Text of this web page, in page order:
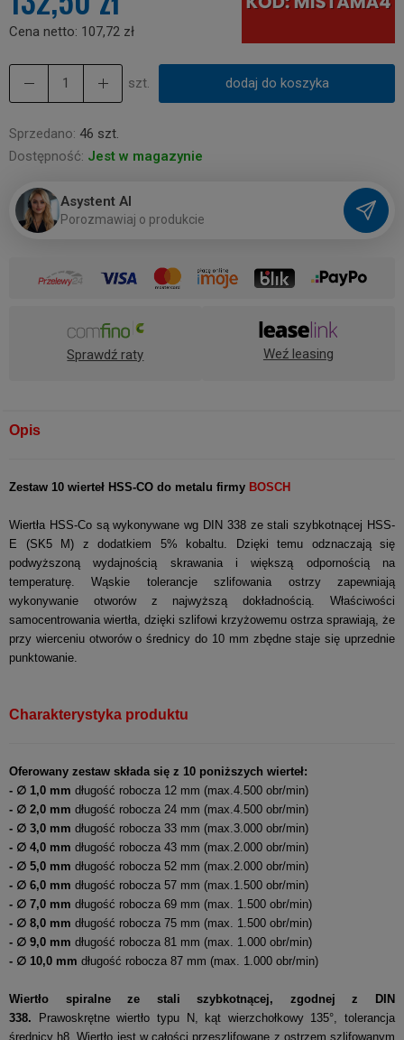
Cena netto: 107,72 zł
szt. dodaj do koszyka
Sprzedano: 46 szt.
Dostępność: Jest w magazynie
Asystent AI
Porozmawiaj o produkcie
Sprawdź raty Weź leasing
Opis
Zestaw 10 wierteł HSS-CO do metalu firmy BOSCH
Wiertła HSS-Co są wykonywane wg DIN 338 ze stali szybkotnącej HSS-
E (SK5 M) z dodatkiem 5% kobaltu. Dzięki temu odznaczają się
podwyższoną wydajnością skrawania i większą odpornością na
temperaturę. Wąskie tolerancje szlifowania ostrzy zapewniają
wykonywanie otworów z najwyższą dokładnością. Właściwości
samocentrowania wiertła, dzięki szlifowi krzyżowemu ostrza sprawiają, że
przy wierceniu otworów o średnicy do 10 mm zbędne staje się uprzednie
punktowanie.
Charakterystyka produktu
Oferowany zestaw składa się z 10 poniższych wierteł:
- ∅ 1,0 mm długość robocza 12 mm (max.4.500 obr/min)
- ∅ 2,0 mm długość robocza 24 mm (max.4.500 obr/min)
- ∅ 3,0 mm długość robocza 33 mm (max.3.000 obr/min)
- ∅ 4,0 mm długość robocza 43 mm (max.2.000 obr/min)
- ∅ 5,0 mm długość robocza 52 mm (max.2.000 obr/min)
- ∅ 6,0 mm długość robocza 57 mm (max.1.500 obr/min)
- ∅ 7,0 mm długość robocza 69 mm (max. 1.500 obr/min)
- ∅ 8,0 mm długość robocza 75 mm (max. 1.500 obr/min)
- ∅ 9,0 mm długość robocza 81 mm (max. 1.000 obr/min)
- ∅ 10,0 mm długość robocza 87 mm (max. 1.000 obr/min)
Wiertło spiralne ze stali szybkotnącej, zgodnej z DIN
338. Prawoskrętne wiertło typu N, kąt wierzchołkowy 135°, tolerancja
średnicy h8. Wiertło jest w całości przeszlifowane z ostrzem szlifowanym